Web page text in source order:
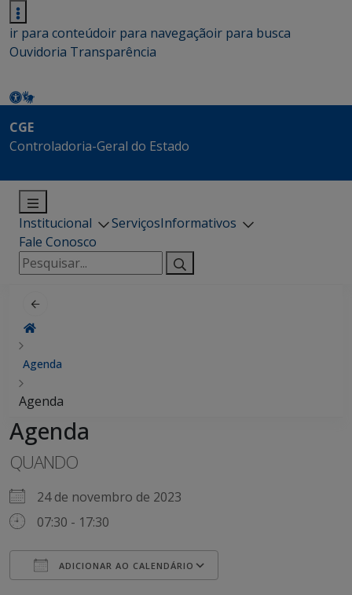
ir para conteúdoir para navegaçãoir para busca
Ouvidoria Transparência
CGE
Controladoria-Geral do Estado
Institucional ServiçosInformativos
Fale Conosco
Pesquisar
por:
Agenda
Agenda
Agenda
QUANDO
24 de novembro de 2023
07:30 - 17:30
ADICIONAR AO CALENDÁRIO